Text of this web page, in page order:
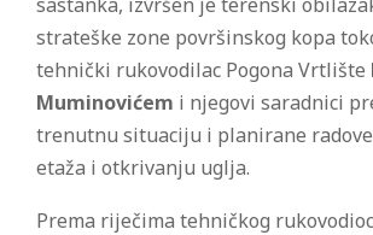
strateške zone površinskog kopa
tehnički rukovodilac Pogona Vrtlište
Muminovićem i njegovi saradnici
trenutnu situaciju i planirane
etaža i otkrivanju uglja.
Prema riječima tehničkog